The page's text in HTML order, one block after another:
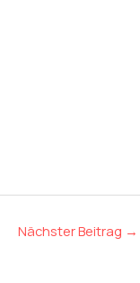
Nächster Beitrag →